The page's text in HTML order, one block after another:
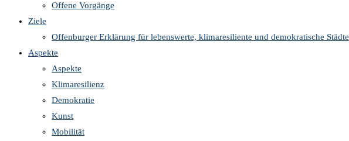
Offene Vorgänge
Ziele
Offenburger Erklärung für lebenswerte, klimaresiliente und demokratische Städte
Aspekte
Aspekte
Klimaresilienz
Demokratie
Kunst
Mobilität